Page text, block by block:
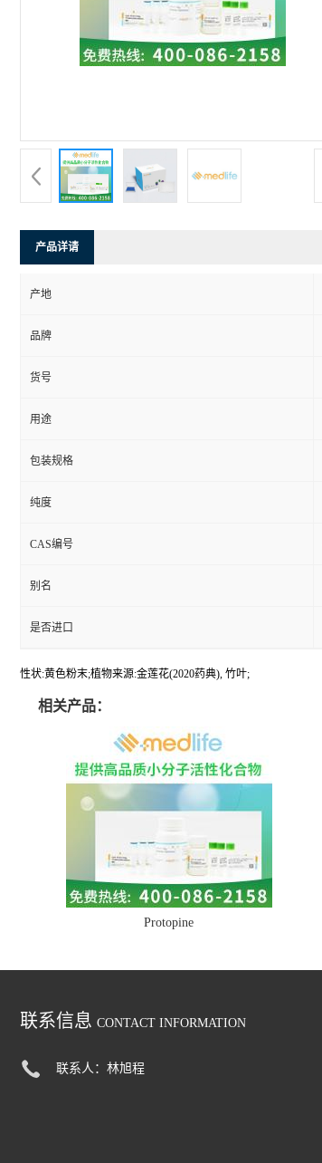
产品详请
产地
品牌
货号
用途
包装规格
纯度
CAS编号
别名
是否进口
性状:黄色粉末;植物来源:金莲花(2020药典), 竹叶;
相关产品：
Protopine
联系信息 CONTACT INFORMATION
联系人：林旭程